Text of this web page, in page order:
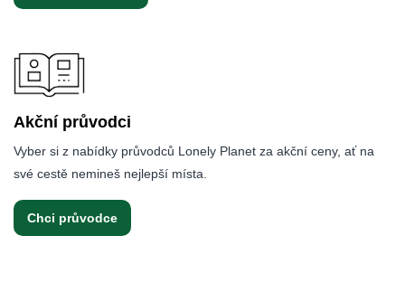
Akční průvodci
Vyber si z nabídky průvodců Lonely Planet za akční ceny, ať na
své cestě nemineš nejlepší místa.
Chci průvodce